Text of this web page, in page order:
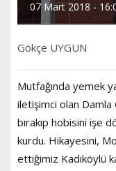
07 Mart 2018 -
Gökçe UYGUN
Mutfağında yemek
iletişimci olan Damla
bırakıp hobisini işe
kurdu. Hikayesini,
ettiğimiz Kadıköylü